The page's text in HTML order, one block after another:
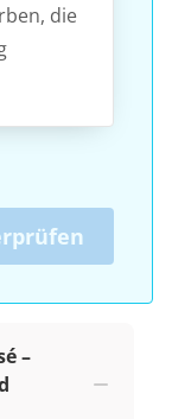
die
–